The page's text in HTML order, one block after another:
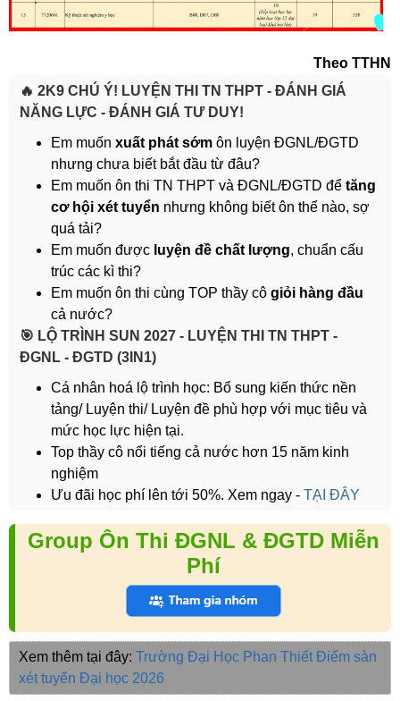
Theo TTHN
🔥 2K9 CHÚ Ý! LUYỆN THI TN THPT - ĐÁNH GIÁ
NĂNG LỰC - ĐÁNH GIÁ TƯ DUY!
Em muốn xuất phát sớm ôn luyện ĐGNL/ĐGTD
nhưng chưa biết bắt đầu từ đâu?
Em muốn ôn thi TN THPT và ĐGNL/ĐGTD để tăng
cơ hội xét tuyển nhưng không biết ôn thế nào, sợ
quá tải?
Em muốn được luyện đề chất lượng, chuẩn cấu
trúc các kì thi?
Em muốn ôn thi cùng TOP thầy cô giỏi hàng đầu
cả nước?
️🎯 LỘ TRÌNH SUN 2027 - LUYỆN THI TN THPT -
ĐGNL - ĐGTD (3IN1)
Cá nhân hoá lộ trình học: Bổ sung kiến thức nền
tảng/ Luyện thi/ Luyện đề phù hợp với mục tiêu và
mức học lực hiện tại.
Top thầy cô nổi tiếng cả nước hơn 15 năm kinh
nghiệm
Ưu đãi học phí lên tới 50%. Xem ngay - TẠI ĐÂY
Group Ôn Thi ĐGNL & ĐGTD Miễn
Phí
Xem thêm tại đây: Trường Đại Học Phan Thiết Điểm sàn
xét tuyển Đại học 2026